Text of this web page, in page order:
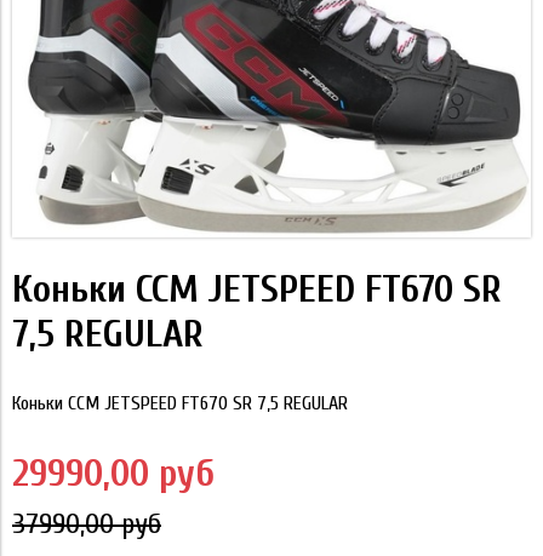
Коньки CCM JETSPEED FT670 SR
7,5 REGULAR
Коньки CCM JETSPEED FT670 SR 7,5 REGULAR
29990,00 руб
37990,00 руб